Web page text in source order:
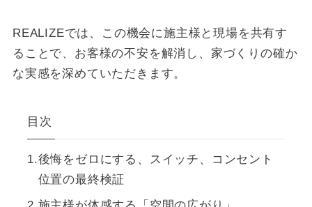
REALIZEでは、この機会に施主様と現場を共有す
ることで、お客様の不安を解消し、家づくりの確か
な実感を深めていただきます。
目次
後悔をゼロにする、スイッチ、コンセント
位置の最終検証